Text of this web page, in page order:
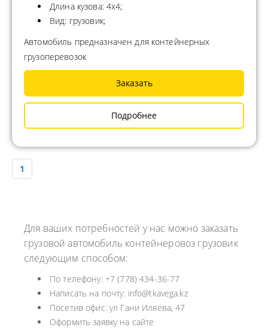
Длина кузова: 4x4;
Вид: грузовик;
Автомобиль предназначен для контейнерных
грузоперевозок
Заказать
Подробнее
1
Для ваших потребностей у нас можно заказать
грузовой автомобиль контейнеровоз грузовик
следующим способом:
По телефону: +7 (778) 434-36-77
Написать на почту: info@tkavega.kz
Посетив офис: ул Гани Иляева, 47
Оформить заявку на сайте